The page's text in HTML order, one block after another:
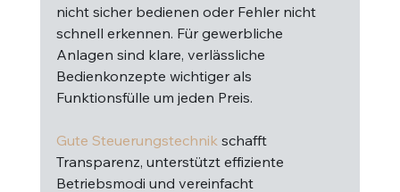
nicht sicher bedienen oder Fehler nicht
schnell erkennen. Für gewerbliche
Anlagen sind klare, verlässliche
Bedienkonzepte wichtiger als
Funktionsfülle um jeden Preis.
Gute Steuerungstechnik schafft
Transparenz, unterstützt effiziente
Betriebsmodi und vereinfacht